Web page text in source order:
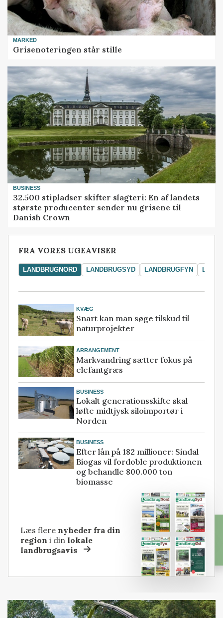
MARKED
Grisenoteringen står stille
BUSINESS
32.500 stipladser skifter slagteri: En af landets
største producenter sender nu grisene til
Danish Crown
FRA VORES UGEAVISER
LANDBRUGNORD LANDBRUGSYD LANDBRUGFYN
KVÆG
Snart kan man søge tilskud til
naturprojekter
ARRANGEMENT
Markvandring sætter fokus på
elefantgræs
BUSINESS
Lokalt generationsskifte skal
løfte midtjysk siloimportør i
Norden
BUSINESS
Efter lån på 182 millioner: Sindal
Biogas vil fordoble produktionen
og behandle 800.000 ton
biomasse
Læs flere nyheder fra din
region i dinlokale
landbrugsavis